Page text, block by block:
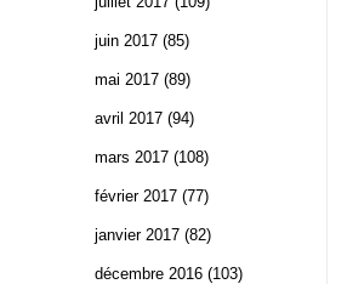
juin 2017 (85)
mai 2017 (89)
avril 2017 (94)
mars 2017 (108)
février 2017 (77)
janvier 2017 (82)
décembre 2016 (103)